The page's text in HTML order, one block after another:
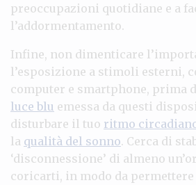
preoccupazioni quotidiane e a
l’addormentamento.
Infine, non dimenticare
l’esposizione a stimoli esterni,
computer e smartphone, prima
luce blu emessa da questi
disturbare il tuo ritmo
la qualità del sonno. Cerca di
‘disconnessione’ di almeno
coricarti, in modo da